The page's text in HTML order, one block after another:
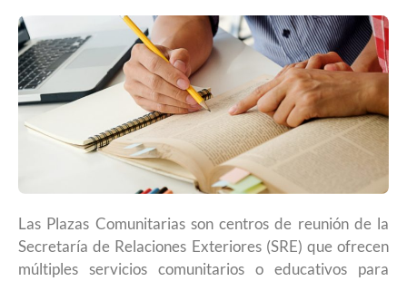
Las Plazas Comunitarias son centros de reunión de la
Secretaría de Relaciones Exteriores (SRE) que ofrecen
múltiples servicios comunitarios o educativos para